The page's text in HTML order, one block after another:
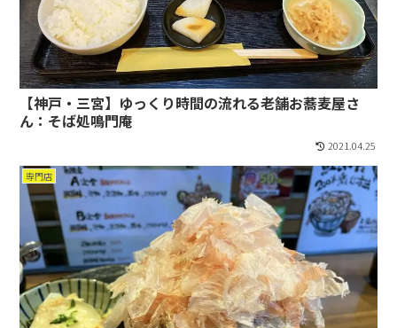
【神戸・三宮】ゆっくり時間の流れる老舗お蕎麦屋さ
ん：そば処鳴門庵
2021.04.25
専門店